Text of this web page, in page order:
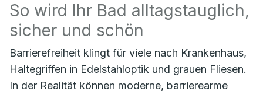
So wird Ihr Bad alltagstauglich,
sicher und schön
Barrierefreiheit klingt für viele nach Krankenhaus,
Haltegriffen in Edelstahloptik und grauen Fliesen.
In der Realität können moderne, barrierearme